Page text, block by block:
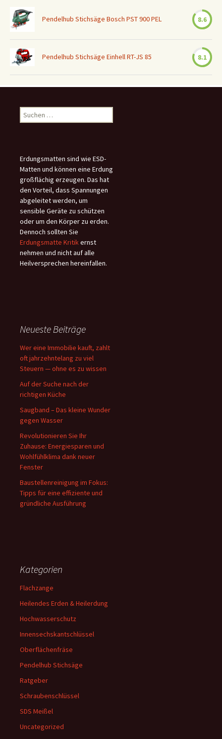
Pendelhub Stichsäge Bosch PST 900 PEL 8.6
Pendelhub Stichsäge Einhell RT-JS 85 8.1
Suchen
nach:
Erdungsmatten sind wie ESD-
Matten und können eine Erdung
großflächig erzeugen. Das hat
den Vorteil, dass Spannungen
abgeleitet werden, um
sensible Geräte zu schützen
oder um den Körper zu erden.
Dennoch sollten Sie
Erdungsmatte Kritikernst
nehmen und nicht auf alle
Heilversprechen hereinfallen.
Neueste Beiträge
Wer eine Immobilie kauft, zahlt
oft jahrzehntelang zu viel
Steuern — ohne es zu wissen
Auf der Suche nach der
richtigen Küche
Saugband – Das kleine Wunder
gegen Wasser
Revolutionieren Sie Ihr
Zuhause: Energiesparen und
Wohlfühlklima dank neuer
Fenster
Baustellenreinigung im Fokus:
Tipps für eine effiziente und
gründliche Ausführung
Kategorien
Flachzange
Heilendes Erden & Heilerdung
Hochwasserschutz
Innensechskantschlüssel
Oberflächenfräse
Pendelhub Stichsäge
Ratgeber
Schraubenschlüssel
SDS Meißel
Uncategorized